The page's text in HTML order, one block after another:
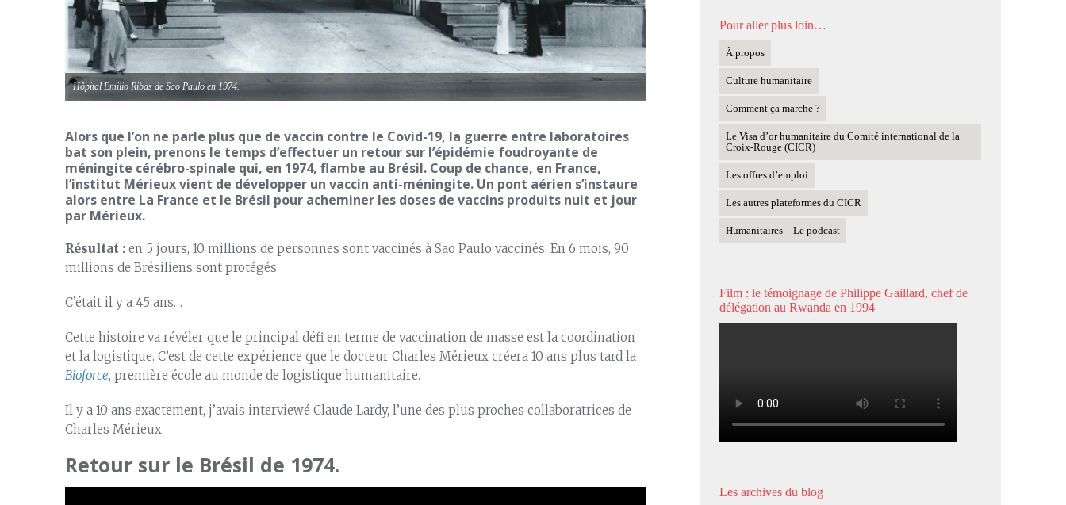
Hôpital Emilio Ribas de Sao Paulo en 1974.
Alors que l’on ne parle plus que de vaccin contre le Covid-19, la guerre entre laboratoires
bat son plein, prenons le temps d’effectuer un retour sur l’épidémie foudroyante de
méningite cérébro-spinale qui, en 1974, flambe au Brésil. Coup de chance, en France,
l’institut Mérieux vient de développer un vaccin anti-méningite. Un pont aérien s’instaure
alors entre La France et le Brésil pour acheminer les doses de vaccins produits nuit et jour
par Mérieux.
Résultat : en 5 jours, 10 millions de personnes sont vaccinés à Sao Paulo vaccinés. En 6 mois, 90
millions de Brésiliens sont protégés.
C’était il y a 45 ans…
Cette histoire va révéler que le principal défi en terme de vaccination de masse est la coordination
et la logistique. C’est de cette expérience que le docteur Charles Mérieux créera 10 ans plus tard la
Bioforce, première école au monde de logistique humanitaire.
Il y a 10 ans exactement, j’avais interviewé Claude Lardy, l’une des plus proches collaboratrices de
Charles Mérieux.
Retour sur le Brésil de 1974.
Pour aller plus loin…
À propos
Culture humanitaire
Comment ça marche ?
Le Visa d’or humanitaire du Comité international de la
Croix-Rouge (CICR)
Les offres d’emploi
Les autres plateformes du CICR
Humanitaires – Le podcast
Film : le témoignage de Philippe Gaillard, chef de
délégation au Rwanda en 1994
Les archives du blog